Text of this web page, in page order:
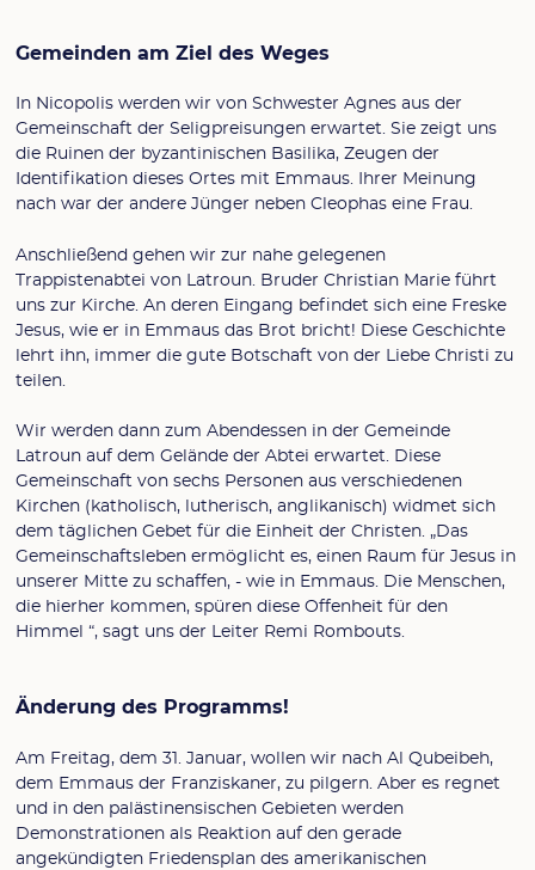
Gemeinden am Ziel des Weges
In Nicopolis werden wir von Schwester Agnes aus der
Gemeinschaft der Seligpreisungen erwartet. Sie zeigt uns
die Ruinen der byzantinischen Basilika, Zeugen der
Identifikation dieses Ortes mit Emmaus. Ihrer Meinung
nach war der andere Jünger neben Cleophas eine Frau.
Anschließend gehen wir zur nahe gelegenen
Trappistenabtei von Latroun. Bruder Christian Marie führt
uns zur Kirche. An deren Eingang befindet sich eine Freske
Jesus, wie er in Emmaus das Brot bricht! Diese Geschichte
lehrt ihn, immer die gute Botschaft von der Liebe Christi zu
teilen.
Wir werden dann zum Abendessen in der Gemeinde
Latroun auf dem Gelände der Abtei erwartet. Diese
Gemeinschaft von sechs Personen aus verschiedenen
Kirchen (katholisch, lutherisch, anglikanisch) widmet sich
dem täglichen Gebet für die Einheit der Christen. „Das
Gemeinschaftsleben ermöglicht es, einen Raum für Jesus in
unserer Mitte zu schaffen, - wie in Emmaus. Die Menschen,
die hierher kommen, spüren diese Offenheit für den
Himmel “, sagt uns der Leiter Remi Rombouts.
Änderung des Programms!
Am Freitag, dem 31. Januar, wollen wir nach Al Qubeibeh,
dem Emmaus der Franziskaner, zu pilgern. Aber es regnet
und in den palästinensischen Gebieten werden
Demonstrationen als Reaktion auf den gerade
angekündigten Friedensplan des amerikanischen